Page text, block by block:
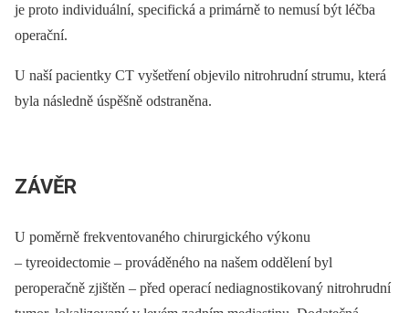
je proto individuální, specifická a primárně to nemusí být léčba
operační.
U naší pacientky CT vyšetření objevilo nitrohrudní strumu, která
byla následně úspěšně odstraněna.
ZÁVĚR
U poměrně frekventovaného chirurgického výkonu
–⁠ tyreoidectomie –⁠ prováděného na našem oddělení byl
peroperačně zjištěn –⁠ před operací nediagnostikovaný nitrohrudní